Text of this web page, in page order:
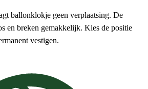
ballonklokje geen verplaatsing. De
en breken gemakkelijk. Kies de positie
vestigen.